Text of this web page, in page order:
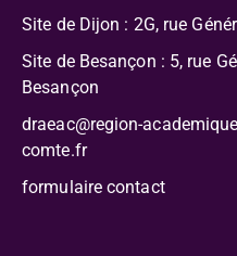
Site de Dijon : 2G, rue
Site de Besançon : 5, rue
Besançon
draeac@region-
comte.fr
formulaire contact